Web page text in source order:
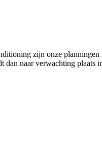
zijn onze
dan naar verwachting